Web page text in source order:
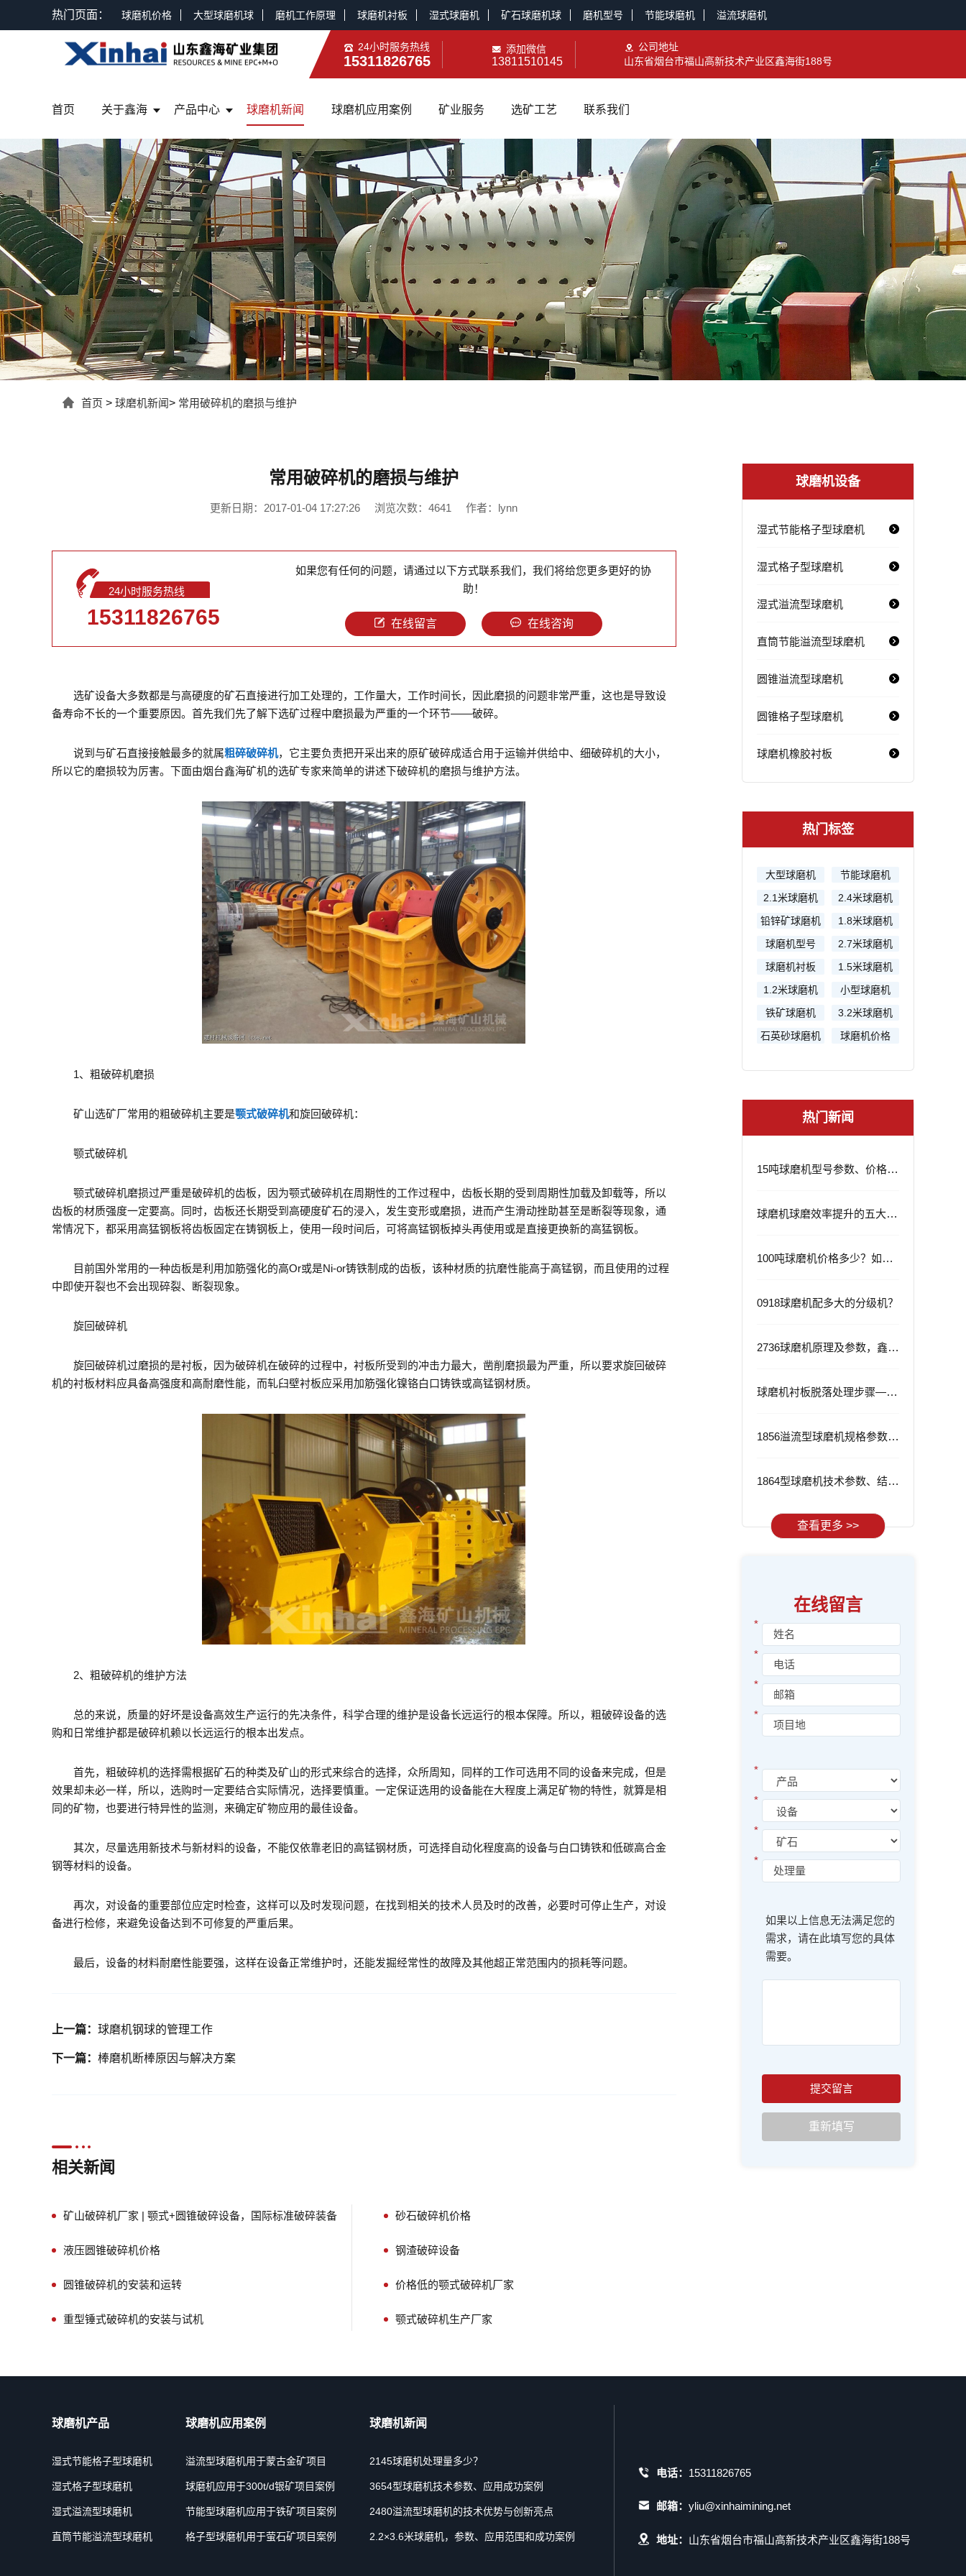
热门页面： 球磨机价格 大型球磨机球 磨机工作原理 球磨机衬板 湿式球磨机 矿石球磨机球 磨机型号 节能球磨机 溢流球磨机
24小时服务热线
15311826765
添加微信
13811510145
公司地址
山东省烟台市福山高新技术产业区鑫海街188号
首页 关于鑫海 产品中心 球磨机新闻 球磨机应用案例 矿业服务 选矿工艺 联系我们
首页 > 球磨机新闻> 常用破碎机的磨损与维护
常用破碎机的磨损与维护
更新日期：2017-01-04 17:27:26 浏览次数：4641 作者：lynn
24小时服务热线
15311826765
如果您有任何的问题，请通过以下方式联系我们，我们将给您更多更好的协
助！
在线留言 在线咨询
选矿设备大多数都是与高硬度的矿石直接进行加工处理的，工作量大，工作时间长，因此磨损的问题非常严重，这也是导致设
备寿命不长的一个重要原因。首先我们先了解下选矿过程中磨损最为严重的一个环节——破碎。
说到与矿石直接接触最多的就属粗碎破碎机，它主要负责把开采出来的原矿破碎成适合用于运输并供给中、细破碎机的大小，
所以它的磨损较为厉害。下面由烟台鑫海矿机的选矿专家来简单的讲述下破碎机的磨损与维护方法。
1、粗破碎机磨损
矿山选矿厂常用的粗破碎机主要是颚式破碎机和旋回破碎机：
颚式破碎机
颚式破碎机磨损过严重是破碎机的齿板，因为颚式破碎机在周期性的工作过程中，齿板长期的受到周期性加载及卸载等，所以
齿板的材质强度一定要高。同时，齿板还长期受到高硬度矿石的浸入，发生变形或磨损，进而产生滑动挫助甚至是断裂等现象，通
常情况下，都采用高猛钢板将齿板固定在铸钢板上，使用一段时间后，可将高锰钢板掉头再使用或是直接更换新的高猛钢板。
目前国外常用的一种齿板是利用加筋强化的高Or或是Ni-or铸铁制成的齿板，该种材质的抗磨性能高于高锰钢，而且使用的过程
中即使开裂也不会出现碎裂、断裂现象。
旋回破碎机
旋回破碎机过磨损的是衬板，因为破碎机在破碎的过程中，衬板所受到的冲击力最大，凿削磨损最为严重，所以要求旋回破碎
机的衬板材料应具备高强度和高耐磨性能，而轧臼壁衬板应采用加筋强化镍铬白口铸铁或高锰钢材质。
2、粗破碎机的维护方法
总的来说，质量的好坏是设备高效生产运行的先决条件，科学合理的维护是设备长远运行的根本保障。所以，粗破碎设备的选
购和日常维护都是破碎机赖以长远运行的根本出发点。
首先，粗破碎机的选择需根据矿石的种类及矿山的形式来综合的选择，众所周知，同样的工作可选用不同的设备来完成，但是
效果却未必一样，所以，选购时一定要结合实际情况，选择要慎重。一定保证选用的设备能在大程度上满足矿物的特性，就算是相
同的矿物，也要进行特异性的监测，来确定矿物应用的最佳设备。
其次，尽量选用新技术与新材料的设备，不能仅依靠老旧的高锰钢材质，可选择自动化程度高的设备与白口铸铁和低碳高合金
钢等材料的设备。
再次，对设备的重要部位应定时检查，这样可以及时发现问题，在找到相关的技术人员及时的改善，必要时可停止生产，对设
备进行检修，来避免设备达到不可修复的严重后果。
最后，设备的材料耐磨性能要强，这样在设备正常维护时，还能发掘经常性的故障及其他超正常范围内的损耗等问题。
上一篇： 球磨机钢球的管理工作
下一篇： 棒磨机断棒原因与解决方案
相关新闻
矿山破碎机厂家 | 颚式+圆锥破碎设备，国际标准破碎装备 砂石破碎机价格
液压圆锥破碎机价格 钢渣破碎设备
圆锥破碎机的安装和运转 价格低的颚式破碎机厂家
重型锤式破碎机的安装与试机 颚式破碎机生产厂家
球磨机设备
湿式节能格子型球磨机
湿式格子型球磨机
湿式溢流型球磨机
直筒节能溢流型球磨机
圆锥溢流型球磨机
圆锥格子型球磨机
球磨机橡胶衬板
热门标签
大型球磨机
节能球磨机
2.1米球磨机
2.4米球磨机
铅锌矿球磨机
1.8米球磨机
球磨机型号
2.7米球磨机
球磨机衬板
1.5米球磨机
1.2米球磨机
小型球磨机
铁矿球磨机
3.2米球磨机
石英砂球磨机
球磨机价格
热门新闻
15吨球磨机型号参数、价格及应用领域
球磨机球磨效率提升的五大策略
100吨球磨机价格多少？如何选择？
0918球磨机配多大的分级机？
2736球磨机原理及参数，鑫海2736球磨机的优势
球磨机衬板脱落处理步骤——从根源解决问题
1856溢流型球磨机规格参数与应用
1864型球磨机技术参数、结构特点及工作流程
查看更多 >>
在线留言
*
*
*
*
*
*
*
*
如果以上信息无法满足您的
需求，请在此填写您的具体
需要。
球磨机产品
湿式节能格子型球磨机
湿式格子型球磨机
湿式溢流型球磨机
直筒节能溢流型球磨机
球磨机应用案例
溢流型球磨机用于蒙古金矿项目
球磨机应用于300t/d银矿项目案例
节能型球磨机应用于铁矿项目案例
格子型球磨机用于萤石矿项目案例
球磨机新闻
2145球磨机处理量多少？
3654型球磨机技术参数、应用成功案例
2480溢流型球磨机的技术优势与创新亮点
2.2×3.6米球磨机，参数、应用范围和成功案例
电话： 15311826765
邮箱： yliu@xinhaimining.net
地址： 山东省烟台市福山高新技术产业区鑫海街188号